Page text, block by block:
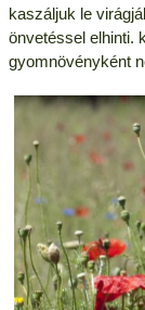
kaszáljuk le
önvetéssel elhinti.
gyomnövényként